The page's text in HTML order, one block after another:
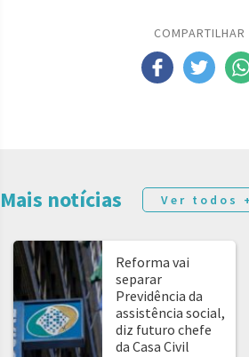
COMPARTILHAR
Mais notícias Ver todos +
Reforma vai
separar
Previdência da
assistência social,
diz futuro chefe
da Casa Civil